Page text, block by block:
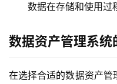
数据在存储和使用过
数据资产管理系统
在选择合适的数据资产管